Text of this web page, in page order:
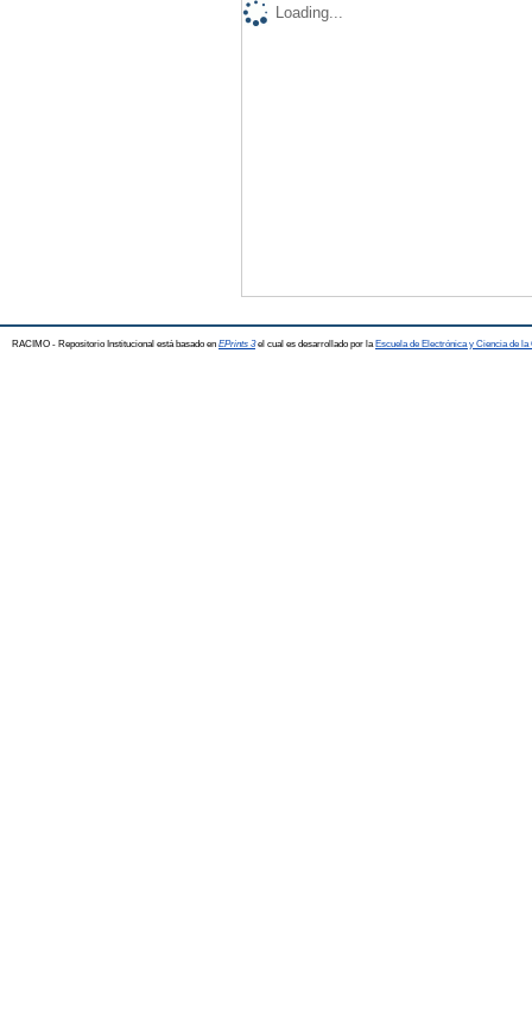
Loading...
RACIMO - Repositorio Institucional está basado en EPrints 3el cual es desarrollado por la Escuela de Electrónica y Ciencia de la